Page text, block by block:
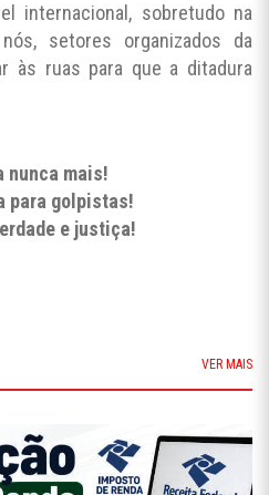
internacional, sobretudo na
setores organizados da
às ruas para que a ditadura
nunca mais!
para golpistas!
e justiça!
VER MAIS